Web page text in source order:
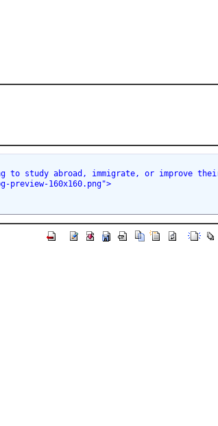
to study abroad, immigrate, or
preview-160x160.png">